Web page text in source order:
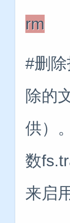
rm
#删
除的
供）
数
来启